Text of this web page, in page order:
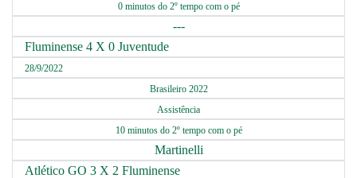
0 minutos do 2º tempo com o pé
---
Fluminense 4 X 0 Juventude
28/9/2022
Brasileiro 2022
Assistência
10 minutos do 2º tempo com o pé
Martinelli
Atlético GO 3 X 2 Fluminense